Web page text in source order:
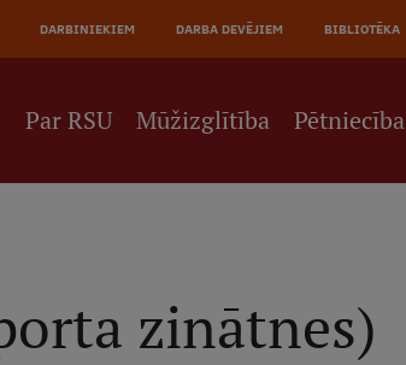
DARBINIEKIEM DARBA DEVĒJIEM BIBLIOTĒKA
Par RSU Mūžizglītība Pētniecība
zinātnes)